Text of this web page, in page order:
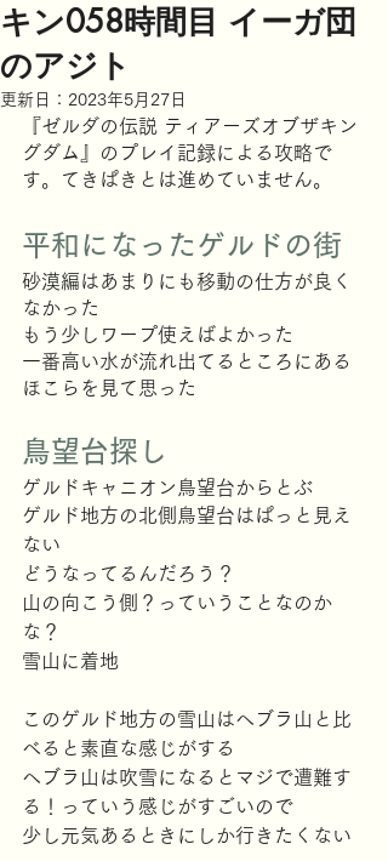
キン058時間目 イーガ団
のアジト
更新日： 2023年5月27日
『ゼルダの伝説 ティアーズオブザキン
グダム』のプレイ記録による攻略で
す。てきぱきとは進めていません。
平和になったゲルドの街
砂漠編はあまりにも移動の仕方が良く
なかった
もう少しワープ使えばよかった
一番高い水が流れ出てるところにある
ほこらを見て思った
鳥望台探し
ゲルドキャニオン鳥望台からとぶ
ゲルド地方の北側鳥望台はぱっと見え
ない
どうなってるんだろう？
山の向こう側？っていうことなのか
な？
雪山に着地
このゲルド地方の雪山はへブラ山と比
べると素直な感じがする
へブラ山は吹雪になるとマジで遭難す
る！っていう感じがすごいので
少し元気あるときにしか行きたくない